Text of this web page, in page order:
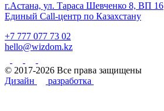
г.Астана, ул. Тараса Шевченко 8, ВП 16
Единый Call-центр по Казахстану
+7 777 077 73 02
hello@wizdom.kz
© 2017-2026 Все права защищены
Дизайн
разработка